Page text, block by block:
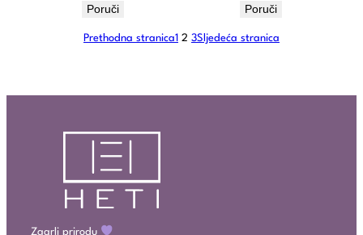
Poruči Poruči
Prethodna stranica1 2 3Sljedeća stranica
Zagrli prirodu